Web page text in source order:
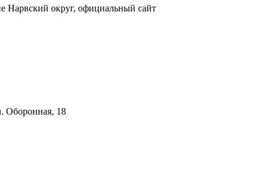
Нарвский округ, официальный сайт
Оборонная, 18